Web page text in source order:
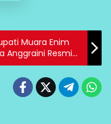
Muara Enim
Anggraini Resmi
Ketum Partai